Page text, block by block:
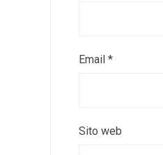
Email *
Sito web